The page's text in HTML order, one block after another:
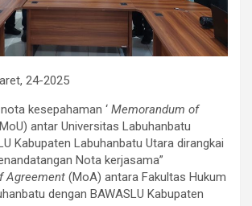
24-2025
kesepahaman ‘ Memorandum of
antar Universitas Labuhanbatu
Kabupaten Labuhanbatu Utara dirangkai
Nota kerjasama”
Agreement (MoA) antara Fakultas Hukum
dengan BAWASLU Kabupaten